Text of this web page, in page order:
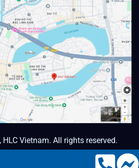
Vietnam. All rights reserved.